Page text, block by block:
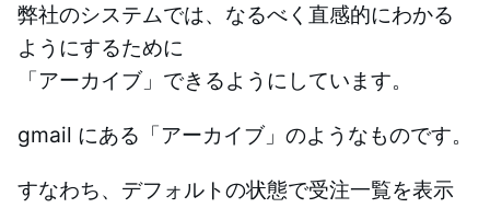
弊社のシステムでは、なるべく直感的にわかる
ようにするために
「アーカイブ」できるようにしています。
gmail にある「アーカイブ」のようなものです。
すなわち、デフォルトの状態で受注一覧を表示